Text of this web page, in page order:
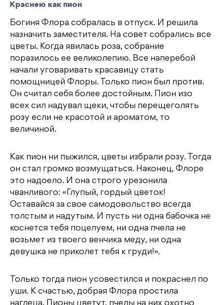
Краснею как пион
Богиня Флора собралась в отпуск. И решила
назначить заместителя. На совет собрались все
цветы. Когда явилась роза, собрание
поразилось ее великолепию. Все наперебой
начали уговаривать красавицу стать
помощницей Флоры. Только пион был против.
Он считал себя более достойным. Пион изо
всех сил надувал щеки, чтобы перещеголять
розу если не красотой и ароматом, то
величиной.
Как пион ни пыжился, цветы избрали розу. Тогда
он стал громко возмущаться. Наконец, Флоре
это надоело. И она строго урезонила
чванливого: «Глупый, гордый цветок!
Оставайся за свое самодовольство всегда
толстым и надутым. И пусть ни одна бабочка не
коснется тебя поцелуем, ни одна пчела не
возьмет из твоего венчика меду, ни одна
девушка не приколет тебя к груди!».
Только тогда пион усовестился и покраснел по
уши. К счастью, добрая Флора простила